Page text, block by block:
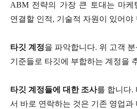
ABM 전략의 가장 큰 토대는 마케
연결할 인적, 기술적 자원이 있어야
타깃 계정을 파악합니다. 위 고객
기준들로 타깃에 부합하는 계정을
타깃 계정들에 대한 조사를 합니다.
서 바로 연락하는 것은 기존 영업과